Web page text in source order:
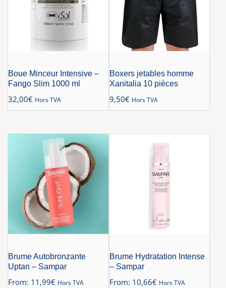
Boue Minceur Intensive –
Fango Slim 1000 ml
32,00€ Hors TVA
Boxers jetables homme
Xanitalia 10 pièces
9,50€ Hors TVA
Brume Autobronzante
Uptan – Sampar
From: 11,99€ Hors TVA
Brume Hydratation Intense
– Sampar
From: 10,66€ Hors TVA